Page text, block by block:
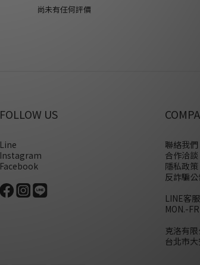
尚未有任何評價
FOLLOW US
Line
Instagram
Facebook
聯絡我們
合作洽談
隱私政策
反詐騙公
LINE客服
MON.-
克洛有
台北市